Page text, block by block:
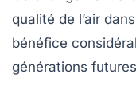
qualité de l’air
bénéfice
générations